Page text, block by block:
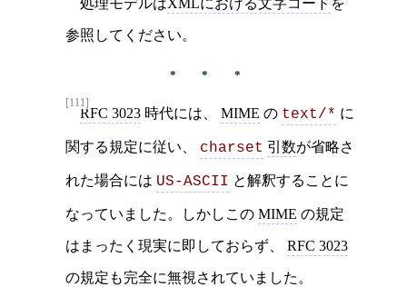
処理モデルはXMLにおける文字コード を
参照してください。
[111]
RFC 3023 時代には、 MIME の text/* に
関する規定に従い、 charset 引数が省略さ
れた場合には US-ASCII と解釈することに
なっていました。しかしこの MIME の規定
はまったく現実に即しておらず、 RFC 3023
の規定も完全に無視されていました。